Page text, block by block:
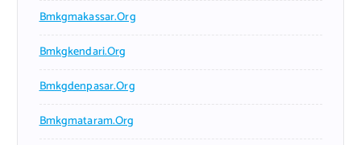
Bmkgmakassar.org
Bmkgkendari.org
Bmkgdenpasar.org
Bmkgmataram.org